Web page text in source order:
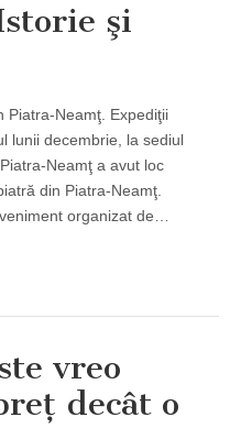
şi
Neamţ. Expediţii
lunii decembrie, la sediul
Neamţ a avut loc
din Piatra-Neamţ.
organizat de…
vreo
decât o